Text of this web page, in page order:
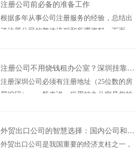
竞技场上如何快速且合法地注册一家电子商
务公司呢？下面，就让我们一步步揭开注册
义乌电子商务公司的神秘面纱。 一、了解义
注册公司前必备的准备工作
根据多年从事公司注册服务的经验，总结出
了注册公司的整体流程和所需资料。下面，
们要确保这个名称能够准确地代表你的企
业，并且能够吸引潜在的客户和合作伙伴。
考虑到这些因素，我们应当进行一些创意和
注册公司不用烧钱租办公室？深圳挂靠地址来帮忙！
注册深圳公司必须有注册地址（25位数的房
屋编码）。一般来说，租用的办公室是您的
圳公司能否挂靠地址？注：注册深圳公司或
者变更深圳公司地址挂靠是合法的，是通过
外贸出口公司的智慧选择：国内公司和香港公司共同经营
外贸出口公司是我国重要的经济支柱之一，